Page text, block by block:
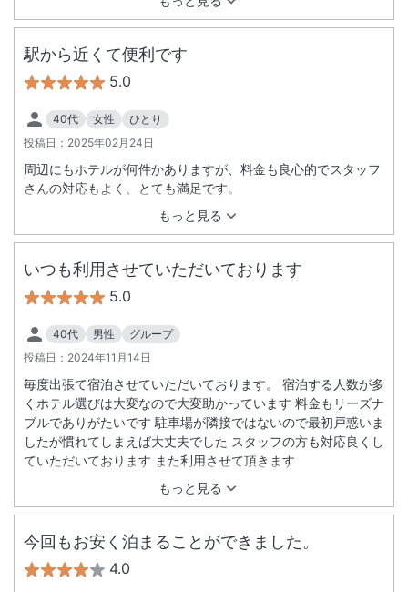
駅から近くて便利です
5.0
40代 女性
ひとり
投稿日： 2025年02月24日
もっと見る
周辺にもホテルが何件かありますが、料金も良心的でスタッフ
さんの対応もよく、とても満足です。
いつも利用させていただいております
5.0
40代 男性
グループ
投稿日： 2024年11月14日
もっと見る
毎度出張て宿泊させていただいております。 宿泊する人数が多
くホテル選びは大変なので大変助かっています 料金もリーズナ
ブルでありがたいです 駐車場が隣接ではないので最初戸惑いま
したが慣れてしまえば大丈夫でした スタッフの方も対応良くし
ていただいております また利用させて頂きます
今回もお安く泊まることができました。
4.0